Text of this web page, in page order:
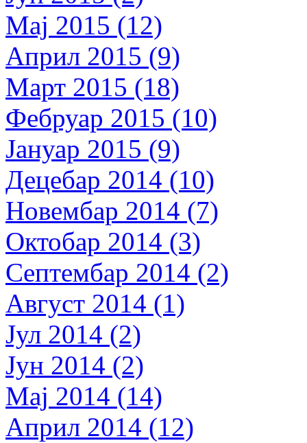
Мај 2015 (12)
Април 2015 (9)
Март 2015 (18)
Фебруар 2015 (10)
Јануар 2015 (9)
Децебар 2014 (10)
Новембар 2014 (7)
Октобар 2014 (3)
Септембар 2014 (2)
Август 2014 (1)
Јул 2014 (2)
Јун 2014 (2)
Мај 2014 (14)
Април 2014 (12)